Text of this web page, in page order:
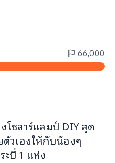
66,000
โซลาร์แลมป์ DIY สุด
วเองให้กับน้องๆ
ะบี่ 1 แห่ง